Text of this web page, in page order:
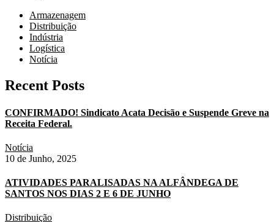
Armazenagem
Distribuição
Indústria
Logística
Notícia
Recent Posts
CONFIRMADO! Sindicato Acata Decisão e Suspende Greve na
Receita Federal.
Notícia
10 de Junho, 2025
ATIVIDADES PARALISADAS NA ALFÂNDEGA DE
SANTOS NOS DIAS 2 E 6 DE JUNHO
Distribuição